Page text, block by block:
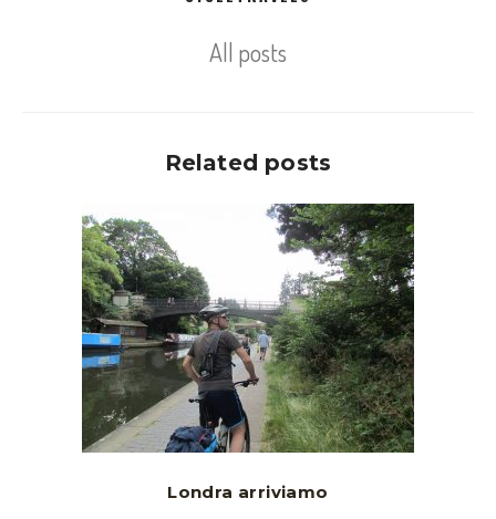
All posts
Related posts
Londra arriviamo